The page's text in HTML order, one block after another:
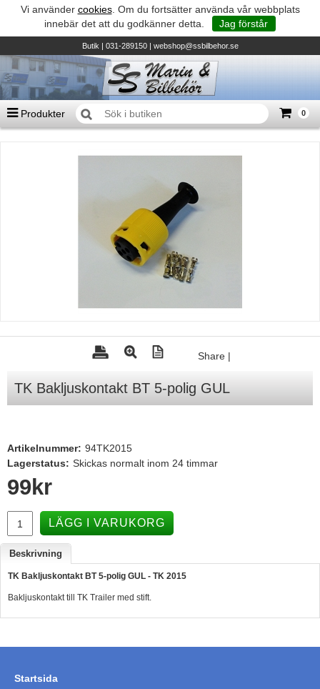
Vi använder cookies. Om du fortsätter använda vår webbplats
innebär det att du godkänner detta.
Jag förstår
Butik| 031-289150 | webshop@ssbilbehor.se
Produkter 0
Summa 0 kr
TILL KASSAN
Suzumar - Gummibåtar
TK Trailer
Yamaha Servicedelar
Mercury Servicedelar
Garmin
Lowrance
Humminbird
Varta - Batterier
Share |
TK Bakljuskontakt BT 5-polig GUL
Artikelnummer: 94TK2015
Lagerstatus: Skickas normalt inom 24 timmar
99 kr
LÄGG I VARUKORG
Beskrivning
TK Bakljuskontakt BT 5-polig GUL - TK 2015
Bakljuskontakt till TK Trailer med stift.
Startsida